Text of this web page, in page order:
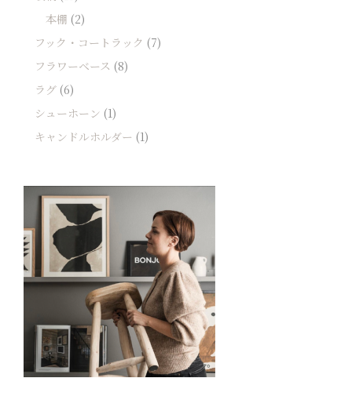
本棚 (2)
フック・コートラック (7)
フラワーベース (8)
ラグ (6)
シューホーン (1)
キャンドルホルダー (1)